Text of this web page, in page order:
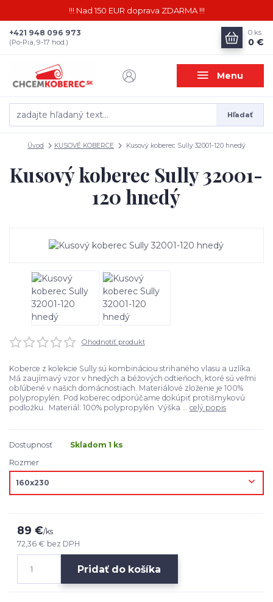
!!! Nad 150 EUR doprava ZDARMA !!!
Menu
Hľadať
+421 948 096 973
(Po-Pia, 9-17 hod.)
0 ks
0 €
Úvod KUSOVÉ KOBERCE Kusový koberec Sully 32001-120 hnedý
Kusový koberec Sully 32001-
120 hnedý
Ohodnotiť produkt
Koberce z kolekcie Sully sú kombináciou strihaného vlasu a uzlíka.
Má zaujímavý vzor v hnedých a béžových odtieňoch, ktoré sú veľmi
obľúbené v našich domácnostiach. Materiálové zloženie je 100%
polypropylén. Pod koberec odporúčame dokúpiť protišmykovú
podložku. Materiál: 100% polypropylén Výška ... celý popis
Dostupnosť
Skladom 1 ks
Rozmer
89 €/ks
72,36 € bez DPH
Pridať do košíka